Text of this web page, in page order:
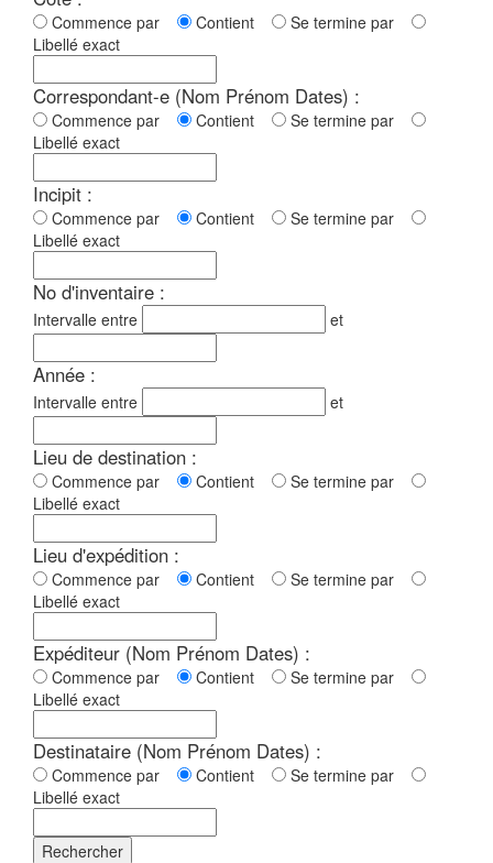
Commence par Contient
Se termine par
Libellé exact
Correspondant-e (Nom Prénom Dates) :
Commence par Contient
Se termine par
Libellé exact
Incipit :
Commence par Contient
Se termine par
Libellé exact
No d'inventaire :
Intervalle entre et
Année :
Intervalle entre et
Lieu de destination :
Commence par Contient
Se termine par
Libellé exact
Lieu d'expédition :
Commence par Contient
Se termine par
Libellé exact
Expéditeur (Nom Prénom Dates) :
Commence par Contient
Se termine par
Libellé exact
Destinataire (Nom Prénom Dates) :
Commence par Contient
Se termine par
Libellé exact
Rechercher